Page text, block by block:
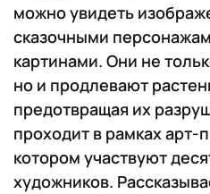
можно увидеть
сказочными
картинами. Они не
но и продлевают
предотвращая их
проходит в рамках арт-
котором участвуют
художников.